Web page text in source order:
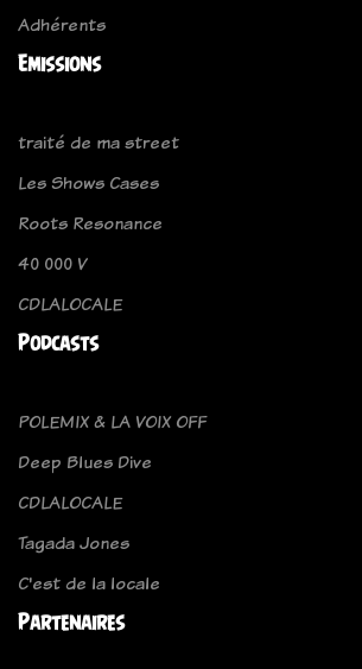
Adhérents
Emissions
traité de ma street
Les Shows Cases
Roots Resonance
40 000 V
CDLALOCALE
Podcasts
POLEMIX & LA VOIX OFF
Deep Blues Dive
CDLALOCALE
Tagada Jones
C'est de la locale
Partenaires